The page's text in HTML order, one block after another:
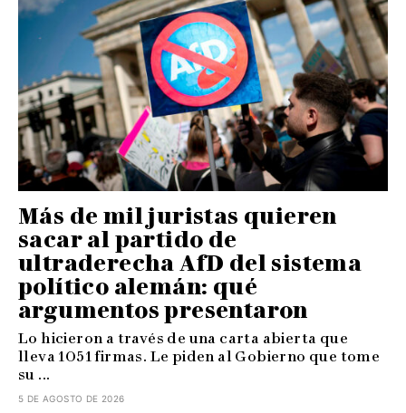
Más de mil juristas quieren
sacar al partido de
ultraderecha AfD del sistema
político alemán: qué
argumentos presentaron
Lo hicieron a través de una carta abierta que
lleva 1051 firmas. Le piden al Gobierno que tome
su ...
5 DE AGOSTO DE 2026